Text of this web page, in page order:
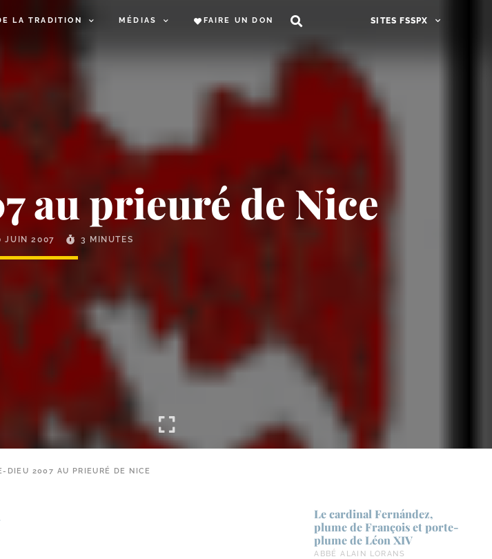
LA TRADITION MÉDIAS FAIRE UN DON SITES FSSPX
au prieuré de Nice
JUIN 2007 3 MINUTES
DIEU 2007 AU PRIEURÉ DE NICE
Le cardinal Fernández,
plume de François et porte-​
plume de Léon XIV
ABBÉ ALAIN LORANS